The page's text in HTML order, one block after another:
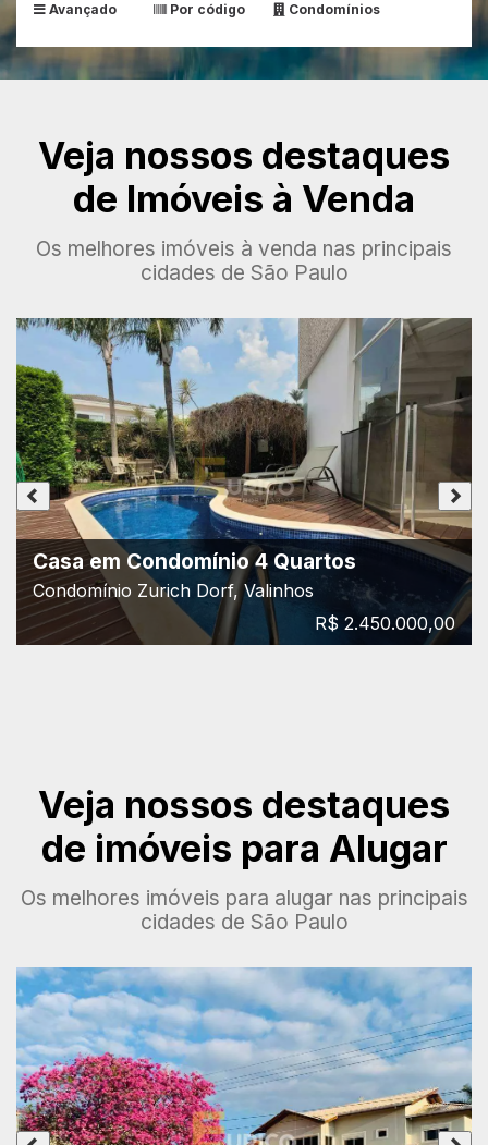
Avançado Por código Condomínios
Veja nossos destaques
de Imóveis à Venda
Os melhores imóveis à venda nas principais
cidades de São Paulo
Casa em Condomínio 4 Quartos
Condomínio Zurich Dorf, Valinhos
R$ 2.450.000,00
Veja nossos destaques
de imóveis para Alugar
Os melhores imóveis para alugar nas principais
cidades de São Paulo